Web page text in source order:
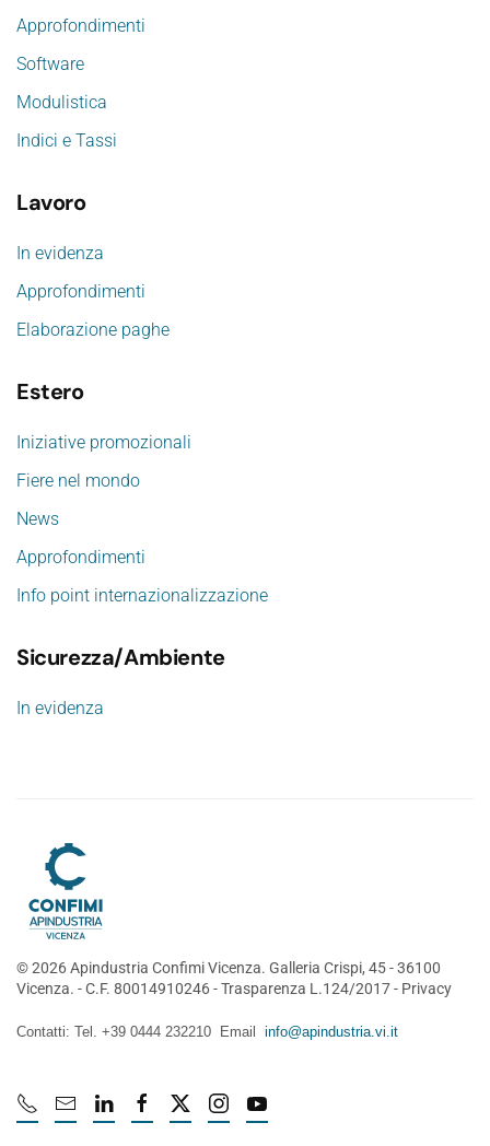
Approfondimenti
Software
Modulistica
Indici e Tassi
Lavoro
In evidenza
Approfondimenti
Elaborazione paghe
Estero
Iniziative promozionali
Fiere nel mondo
News
Approfondimenti
Info point internazionalizzazione
Sicurezza/Ambiente
In evidenza
©2026Apindustria Confimi Vicenza. Galleria Crispi, 45 - 36100
Vicenza. - C.F. 80014910246 -Trasparenza L.124/2017- Privacy
Contatti: Tel. +39 0444 232210 Email info@apindustria.vi.it